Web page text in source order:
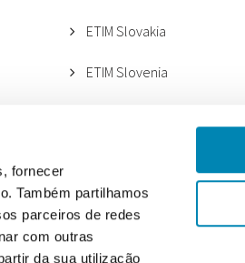
fornecer
Também partilhamos
parceiros de redes
com outras
da sua utilização
ETIM Slovakia
ETIM Slovenia
ETIM Switzerland
ETIM UK